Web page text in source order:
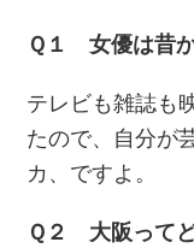
Ｑ１ 女優は昔
テレビも雑誌も
たので、自分が
カ、ですよ。
Ｑ２ 大阪って